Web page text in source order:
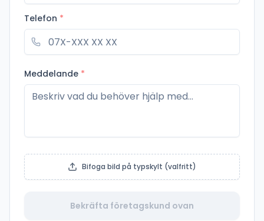
Telefon *
Meddelande *
Bifoga bild på typskylt (valfritt)
Bekräfta företagskund ovan